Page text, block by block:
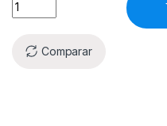
Comparar